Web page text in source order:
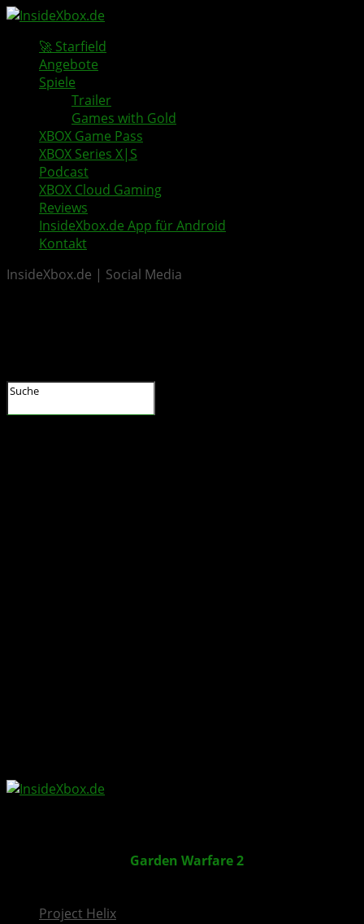
🚀 Starfield
Angebote
Spiele
Trailer
Games with Gold
XBOX Game Pass
XBOX Series X|S
Podcast
XBOX Cloud Gaming
Reviews
InsideXbox.de App für Android
Kontakt
InsideXbox.de | Social Media
Garden Warfare 2
Project Helix